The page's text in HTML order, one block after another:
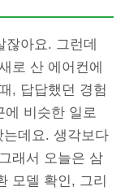
아요. 그런데
로 산 에어컨에
, 답답했던 경험
에 비슷한 일로
데요. 생각보다
래서 오늘은 삼
모델 확인, 그리